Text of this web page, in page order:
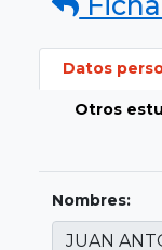
Datos
Otros
Nombres: